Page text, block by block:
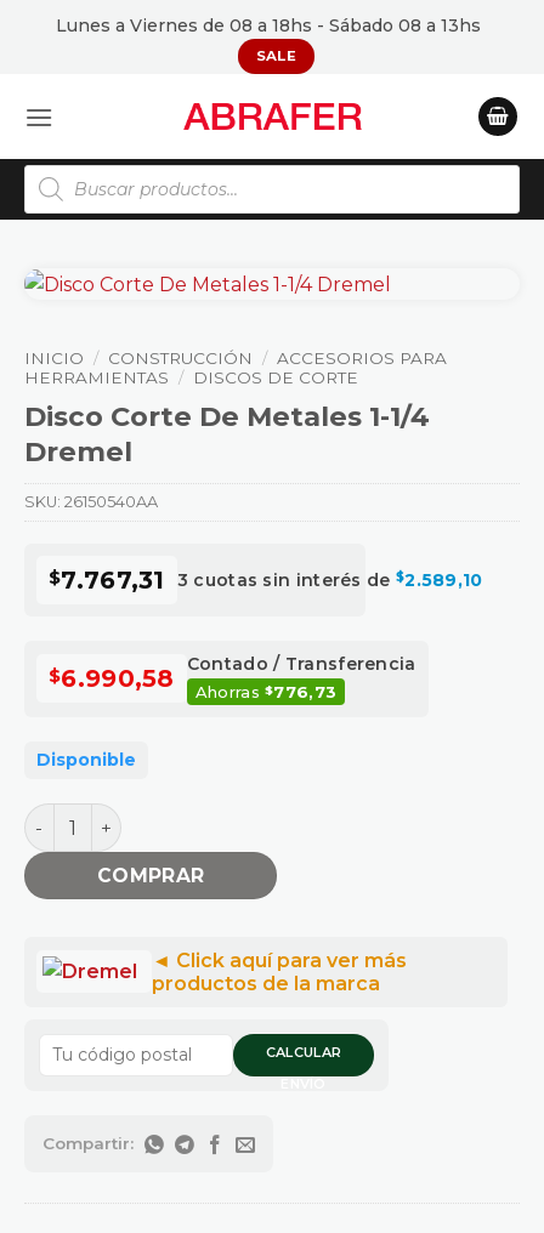
Lunes a Viernes de 08 a 18hs - Sábado 08 a 13hs
SALE
Búsqueda
de
productos
INICIO / CONSTRUCCIÓN / ACCESORIOS PARA
HERRAMIENTAS / DISCOS DE CORTE
Disco Corte De Metales 1-1/4
Dremel
$7.767,31 3 cuotas sin interés de $2.589,10
$6.990,58
Contado / Transferencia
Ahorras$776,73
Disponible
Disco Corte De Metales 1-1/4 Dremel cantidad
COMPRAR
CALCULAR
SKU: 26150540AA